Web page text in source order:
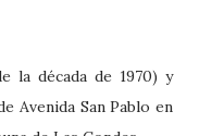
la década de 1970) y
Avenida San Pablo en